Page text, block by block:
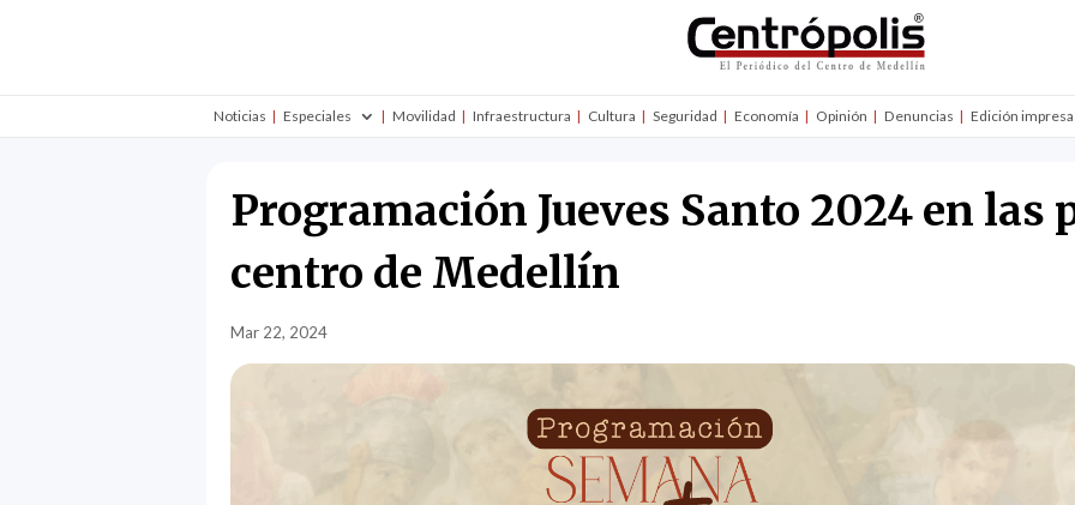
Noticias Especiales Movilidad Infraestructura Cultura Seguridad Economía Opinión Denuncias Edición impresa
Programación Jueves Santo 2024 en las
centro de Medellín
Mar 22, 2024